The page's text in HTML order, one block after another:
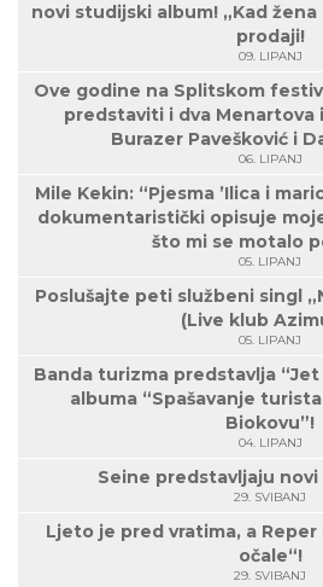
novi studijski album! „Kad
prodaji!
09. LIPANJ
Ove godine na Splitskom
predstaviti i dva Menartova
Burazer Pavešković i
06. LIPANJ
Mile Kekin: “Pjesma ’Ilica i
dokumentaristički opisuje
što mi se motalo
05. LIPANJ
Poslušajte peti službeni singl
(Live klub
05. LIPANJ
Banda turizma predstavlja “Jet
albuma “Spašavanje
Biokovu”!
04. LIPANJ
Seine predstavljaju novi
29. SVIBANJ
Ljeto je pred vratima, a Reper
očale“!
29. SVIBANJ